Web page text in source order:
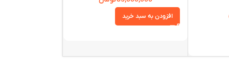
افزودن به سبد خرید